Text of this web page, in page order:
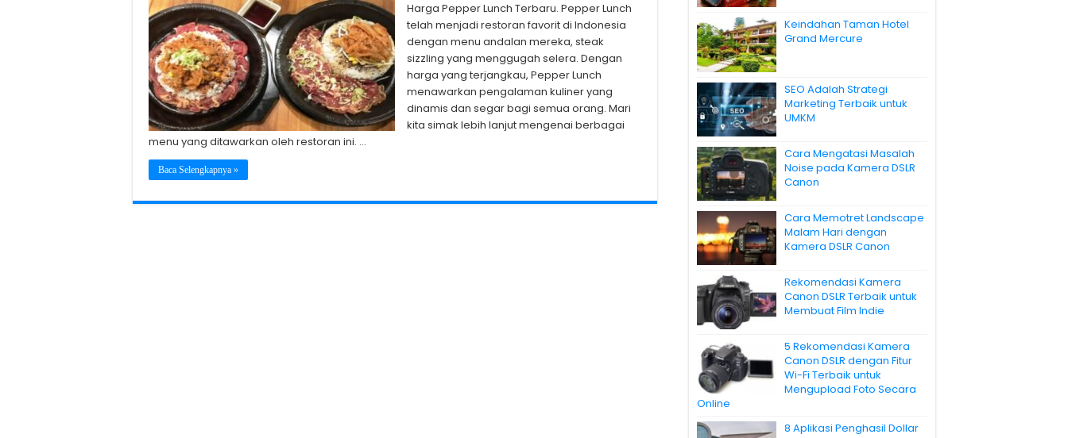
Harga Pepper Lunch Terbaru. Pepper Lunch
telah menjadi restoran favorit di Indonesia
dengan menu andalan mereka, steak
sizzling yang menggugah selera. Dengan
harga yang terjangkau, Pepper Lunch
menawarkan pengalaman kuliner yang
dinamis dan segar bagi semua orang. Mari
kita simak lebih lanjut mengenai berbagai
menu yang ditawarkan oleh restoran ini. …
Baca Selengkapnya »
Keindahan Taman Hotel
Grand Mercure
SEO Adalah Strategi
Marketing Terbaik untuk
UMKM
Cara Mengatasi Masalah
Noise pada Kamera DSLR
Canon
Cara Memotret Landscape
Malam Hari dengan
Kamera DSLR Canon
Rekomendasi Kamera
Canon DSLR Terbaik untuk
Membuat Film Indie
5 Rekomendasi Kamera
Canon DSLR dengan Fitur
Wi-Fi Terbaik untuk
Mengupload Foto Secara
Online
8 Aplikasi Penghasil Dollar